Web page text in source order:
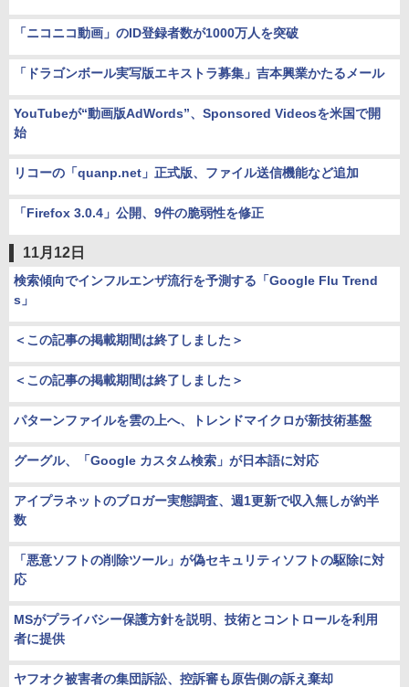
「ニコニコ動画」のID登録者数が1000万人を突破
「ドラゴンボール実写版エキストラ募集」吉本興業かたるメール
YouTubeが“動画版AdWords”、Sponsored Videosを米国で開
始
リコーの「quanp.net」正式版、ファイル送信機能など追加
「Firefox 3.0.4」公開、9件の脆弱性を修正
11月12日
検索傾向でインフルエンザ流行を予測する「Google Flu Trend
s」
＜この記事の掲載期間は終了しました＞
＜この記事の掲載期間は終了しました＞
パターンファイルを雲の上へ、トレンドマイクロが新技術基盤
グーグル、「Google カスタム検索」が日本語に対応
アイプラネットのブロガー実態調査、週1更新で収入無しが約半
数
「悪意ソフトの削除ツール」が偽セキュリティソフトの駆除に対
応
MSがプライバシー保護方針を説明、技術とコントロールを利用
者に提供
ヤフオク被害者の集団訴訟、控訴審も原告側の訴え棄却